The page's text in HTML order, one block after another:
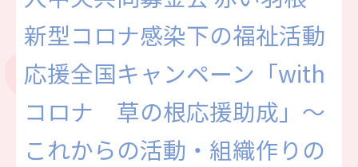
新型コロナ感染下の福祉活動
応援全国キャンペーン「with
コロナ 草の根応援助成」～
これからの活動・組織作りの